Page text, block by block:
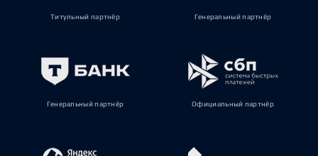
Титульный партнёр Генеральный партнёр
Генеральный партнёр Официальный партнёр